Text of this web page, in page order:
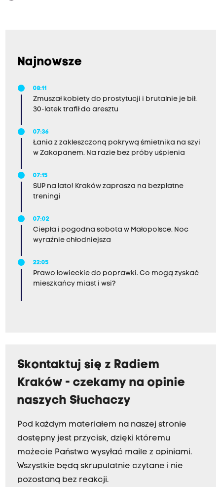
Najnowsze
08:11
Zmuszał kobiety do prostytucji i brutalnie je bił.
30-latek trafił do aresztu
07:36
Łania z zakleszczoną pokrywą śmietnika na szyi
w Zakopanem. Na razie bez próby uśpienia
07:15
SUP na lato! Kraków zaprasza na bezpłatne
treningi
07:02
Ciepła i pogodna sobota w Małopolsce. Noc
wyraźnie chłodniejsza
22:05
Prawo łowieckie do poprawki. Co mogą zyskać
mieszkańcy miast i wsi?
Skontaktuj się z Radiem
Kraków - czekamy na opinie
naszych Słuchaczy
Pod każdym materiałem na naszej stronie
dostępny jest przycisk, dzięki któremu
możecie Państwo wysyłać maile z opiniami.
Wszystkie będą skrupulatnie czytane i nie
pozostaną bez reakcji.